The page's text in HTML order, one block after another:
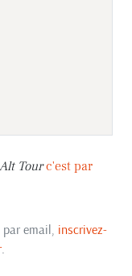
Alt Tour c'est par
email, inscrivez-
.